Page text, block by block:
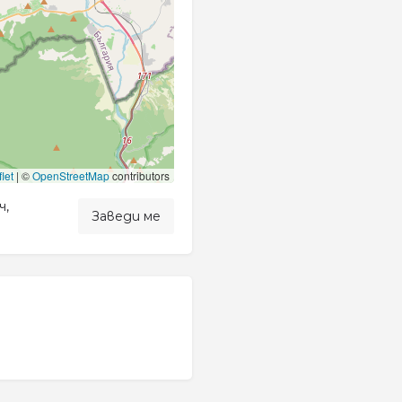
| ©OpenStreetMapcontributors
Заведи ме